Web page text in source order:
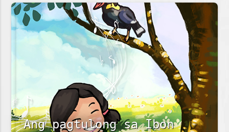
Ang pagtulong sa Ibon